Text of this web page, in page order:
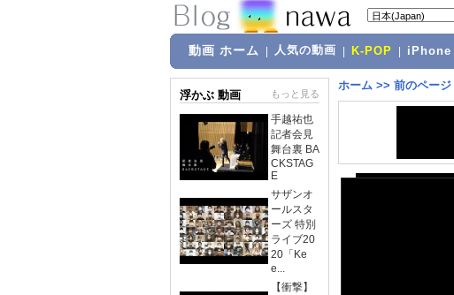
動画 ホーム 人気の動画 K-POP iPhone
浮かぶ 動画 もっと見る
手越祐也
記者会見
舞台裏 BA
CKSTAG
E
サザンオ
ールスタ
ーズ 特別
ライブ20
20「Ke
e...
【衝撃】
ホーム >> 前のページ